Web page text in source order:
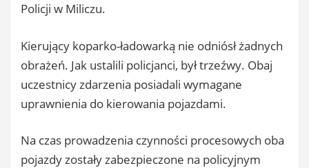
Policji w Miliczu.
Kierujący koparko-ładowarką nie odniósł żadnych
obrażeń. Jak ustalili policjanci, był trzeźwy. Obaj
uczestnicy zdarzenia posiadali wymagane
uprawnienia do kierowania pojazdami.
Na czas prowadzenia czynności procesowych oba
pojazdy zostały zabezpieczone na policyjnym